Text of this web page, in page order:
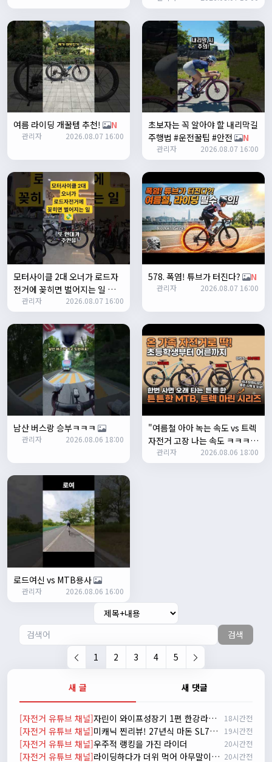
새 글 새 댓글
[자전거 유튜브 채널] 자린이 와이프성장기 1편 한강라면을 먹어보자~ 18시간전
[자전거 유튜브 채널] 미캐닉 찐리뷰! 27년식 마돈 SL7의 비밀 19시간전
[자전거 유튜브 채널]우주적 랭킹을 가진 라이더 20시간전
[자전거 유튜브 채널] 라이딩하다가 더위 먹어 아무말이나 하는 신빵 인터뷰 20시간전
안녕하세요
1/27/2025
루나워커20:37:55
좋네요. 이것저것 많이요
열심히타자 21:12:34
설연휴인데 날씨가..ㅠㅠ
1/28/2025
꼬유10:07:01
2chun09:38:46
명절 잘 보내세요~!
명신이12:33:45
명절 잘보내세요~
2/1/2025
Leepi08:05:10
좌측 로고(메인 대문) 누르면 홈으로 이동할때 왼쪽으로 가서
눌러야 해서 불편하네요. 가운데에 있거나 빈공간을 눌러도
메인으로 이동하게 해주실수 있나요>?
2/3/2025
한번 확인해보겠습니다 :)
2/8/2025
명신이10:43:01
너무 추워요
2/10/2025
부두게이 BRBR09:54:20
잔차나라 화이팅!!
관리자10:15:31
2/14/2025
서준22:03:11
저 첫 로드로 힉스 바버비 살려하는데 괜찮나요?
2/16/2025
자출조아
15:14:23
시즌온 하신 분들 모두 안라하세요~~
시즌온이랑 안라가 몬가요?
진우01:50:08
시즌온은 시즌이 시작됬다는거고 안라는 안전한 라이딩으로
자출조아
2/20/2025
시즌이 곧 다가오네요 ^^ 모두 안전한 라이딩 하시기 바랍니
다
2/22/2025
자출조아18:44:23
넵!! 잔차나라도 시즌온과 함께 바쁜 하루하루 보내세요~~
여름 라이딩 개꿀템 추천! N
관리자 2026.08.07 16:00
초보자는 꼭 알아야 할 내리막길
주행법 #운전꿀팁 #안전
N
관리자 2026.08.07 16:00
모터사이클 2대 오너가 로드자
전거에 꽂히면 벌어지는 일 💸
N
관리자 2026.08.07 16:00
578. 폭염! 튜브가 터진다? N
관리자 2026.08.07 16:00
남산 버스랑 승부ㅋㅋㅋ
관리자 2026.08.06 18:00
"여름철 아아 녹는 속도 vs 트렉
자전거 고장 나는 속도 ㅋㅋㅋ
입문용 MTB 끝판왕 추천"
관리자 2026.08.06 18:00
로드여신 vs MTB용사
관리자 2026.08.06 16:00
검색
1
2 3 4 5